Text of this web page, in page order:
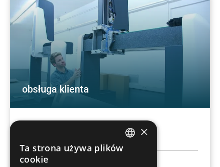
obsługa klienta
WENZEL Group GmbH & Co. KG
×
Ta strona używa plików
cookie